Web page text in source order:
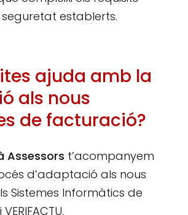
establerts.
ajuda amb la
als nous
de facturació?
Assessors t’acompanyem
d’adaptació als nous
Sistemes Informàtics de